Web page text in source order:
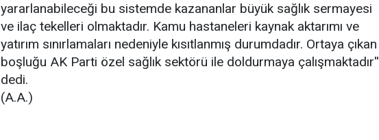
yararlanabileceği bu sistemde kazananlar büyük sağlık sermayesi
ve ilaç tekelleri olmaktadır. Kamu hastaneleri kaynak aktarımı ve
yatırım sınırlamaları nedeniyle kısıtlanmış durumdadır. Ortaya çıkan
boşluğu AK Parti özel sağlık sektörü ile doldurmaya çalışmaktadır''
dedi.
(A.A.)